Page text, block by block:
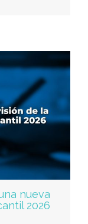
nueva
2026